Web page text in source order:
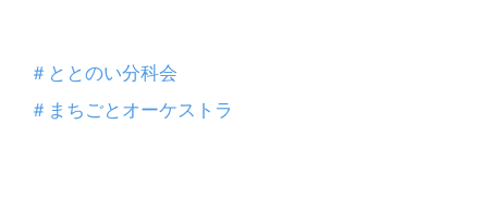
＃ととのい分科会
＃まちごとオーケストラ